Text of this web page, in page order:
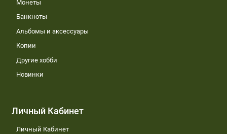
Монеты
Банкноты
Альбомы и аксессуары
Копии
Другие хобби
Новинки
Личный Кабинет
Личный Кабинет